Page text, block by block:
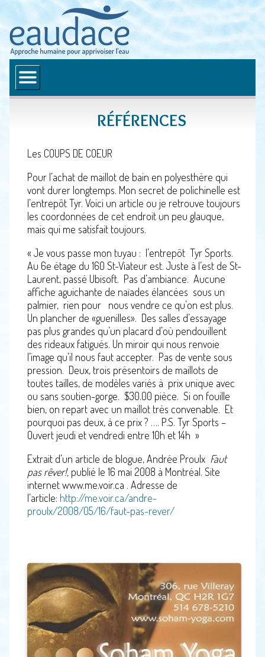
Qui sommes-nous ?
Mission et valeurs
Bibliographie
Où en êtes-vous ?
Services
Horaire et coût
Ce qu’on dit d’eaudace
Témoignages
Revue de presse
Nos partenaires
Contact
Blogue
Zone exclusive – Réservée aux EAUdacieuses et EAUdacieux
RÉFÉRENCES
Les COUPS DE COEUR
Pour l’achat de maillot de bain en polyesthère qui
vont durer longtemps. Mon secret de polichinelle est
l’entrepôt Tyr. Voici un article ou je retrouve toujours
les coordonnées de cet endroit un peu glauque,
mais qui me satisfait toujours.
« Je vous passe mon tuyau : l’entrepôt Tyr Sports.
Au 6e étage du 160 St-Viateur est. Juste à l’est de St-
Laurent, passé Ubisoft. Pas d’ambiance. Aucune
affiche aguichante de naïades élancées sous un
palmier, rien pour nous vendre ce qu’on est plus.
Un plancher de «guenilles». Des salles d’essayage
pas plus grandes qu’un placard d’où pendouillent
des rideaux fatigués. Un miroir qui nous renvoie
l’image qu’il nous faut accepter. Pas de vente sous
pression. Deux, trois présentoirs de maillots de
toutes tailles, de modèles variés à prix unique avec
ou sans soutien-gorge. $30.00 pièce. Si on fouille
bien, on repart avec un maillot très convenable. Et
pourquoi pas deux, à ce prix ? …. P.S. Tyr Sports –
Ouvert jeudi et vendredi entre 10h et 14h »
Extrait d’un article de blogue, Andrée Proulx Faut
pas rêver!, publié le 16 mai 2008 à Montréal. Site
internet www.me.voir.ca . Adresse de
l’article: http://me.voir.ca/andre-
proulx/2008/05/16/faut-pas-rever/